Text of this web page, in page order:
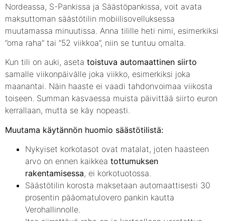
Nordeassa, S-Pankissa ja Säästöpankissa, voit avata
maksuttoman säästötilin mobiilisovelluksessa
muutamassa minuutissa. Anna tilille heti nimi, esimerkiksi
”oma raha” tai ”52 viikkoa”, niin se tuntuu omalta.
Kun tili on auki, aseta toistuva automaattinen siirto
samalle viikonpäivälle joka viikko, esimerkiksi joka
maanantai. Näin haaste ei vaadi tahdonvoimaa viikosta
toiseen. Summan kasvaessa muista päivittää siirto euron
kerrallaan, mutta se käy nopeasti.
Muutama käytännön huomio säästötilistä:
Nykyiset korkotasot ovat matalat, joten haasteen
arvo on ennen kaikkea tottumuksen
rakentamisessa, ei korkotuotossa.
Säästötilin korosta maksetaan automaattisesti 30
prosentin pääomatulovero pankin kautta
Verohallinnolle.